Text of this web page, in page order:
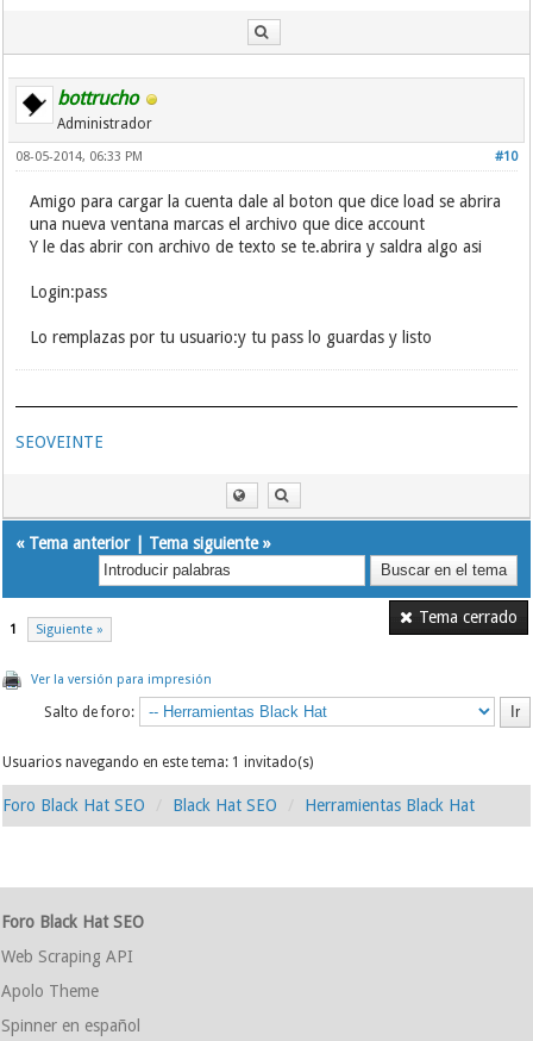
bottrucho
Administrador
#10
08-05-2014, 06:33 PM
Amigo para cargar la cuenta dale al boton que dice load se abrira
una nueva ventana marcas el archivo que dice account
Y le das abrir con archivo de texto se te.abrira y saldra algo asi
Login:pass
Lo remplazas por tu usuario:y tu pass lo guardas y listo
SEOVEINTE
« Tema anterior| Tema siguiente»
1 Siguiente »
Tema cerrado
Ver la versión para impresión
Salto de foro:
Usuarios navegando en este tema: 1 invitado(s)
Foro Black Hat SEO Black Hat SEO Herramientas Black Hat
Foro Black Hat SEO
Web Scraping API
Apolo Theme
Spinner en español